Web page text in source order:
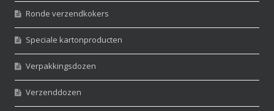
Ronde verzendkokers
Speciale kartonproducten
Verpakkingsdozen
Verzenddozen